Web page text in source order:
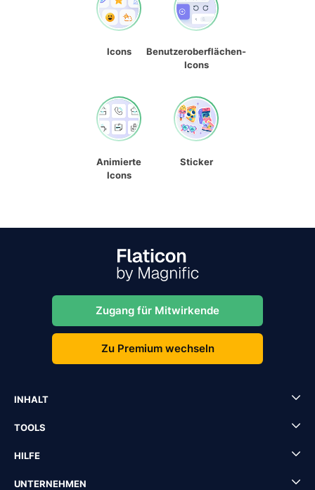
Icons
Benutzeroberflächen-
Icons
Animierte
Icons
Sticker
Zugang für Mitwirkende
Zu Premium wechseln
INHALT
TOOLS
HILFE
UNTERNEHMEN